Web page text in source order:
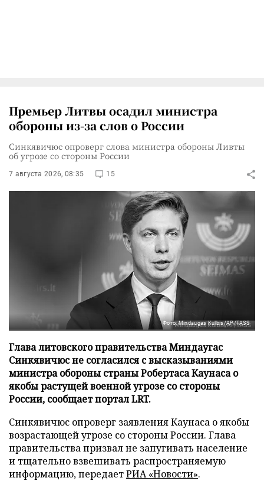
Премьер Литвы осадил министра
обороны из-за слов о России
Синкявичюс опроверг слова министра обороны Ливты
об угрозе со стороны России
7 августа 2026, 08:35 15
Фото: Mindaugas Kulbis/AP/TASS
Глава литовского правительства Миндаугас
Синкявичюс не согласился с высказываниями
министра обороны страны Робертаса Каунаса о
якобы растущей военной угрозе со стороны
России, сообщает портал LRT.
Синкявичюс опроверг заявления Каунаса о якобы
возрастающей угрозе со стороны России. Глава
правительства призвал не запугивать население
и тщательно взвешивать распространяемую
информацию, передаетРИА «Новости».